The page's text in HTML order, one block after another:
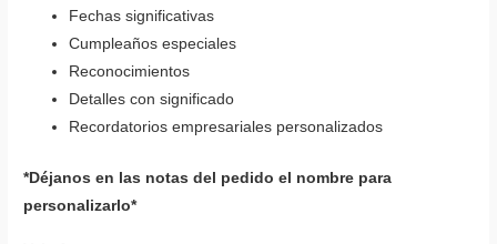
Fechas significativas
Cumpleaños especiales
Reconocimientos
Detalles con significado
Recordatorios empresariales personalizados
*Déjanos en las notas del pedido el nombre para
personalizarlo*